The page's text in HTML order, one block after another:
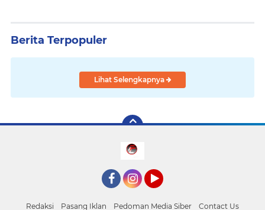
Berita Terpopuler
Lihat Selengkapnya
Redaksi Pasang Iklan Pedoman Media Siber Contact Us